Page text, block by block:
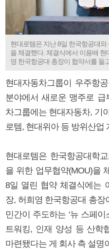
현대로템은 지난 8일 한국항공대
을 체결했다. 체결식에서 이용배
영 한국항공대 총장이 협약서를 들
현대자동차그룹이 우주항
분야에서 새로운 맹주로 급
차그룹에는 현대자동차, 기
로템, 현대위아 등 방위산업
현대로템은 한국항공대학
을 위한 업무협약(MOU)을
8일 열린 협약 체결식에는
장, 허희영 한국항공대 총
민간이 주도하는 ‘뉴 스페
트워킹, 인재 양성 등 산학
마련됐다는 게 회사 측 설명